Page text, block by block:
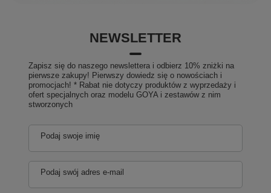
NEWSLETTER
Zapisz się do naszego newslettera i odbierz 10% zniżki na
pierwsze zakupy! Pierwszy dowiedz się o nowościach i
promocjach! * Rabat nie dotyczy produktów z wyprzedaży i
ofert specjalnych oraz modelu GOYA i zestawów z nim
stworzonych
Podaj swoje imię
Podaj swój adres e-mail